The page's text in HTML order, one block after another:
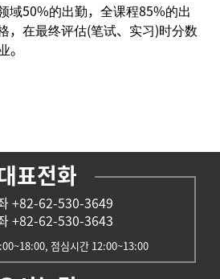
域50%的出勤，全课程85%的出
，在最终评估(笔试、实习)时分数
표전화
+82-62-530-3649
+82-62-530-3643
점심시간 12:00~13:00